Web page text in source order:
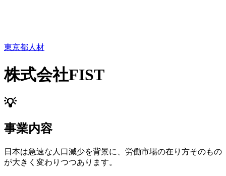
東京都人材
株式会社FIST
💡
事業内容
日本は急速な人口減少を背景に、労働市場の在り方そのもの
が大きく変わりつつあります。